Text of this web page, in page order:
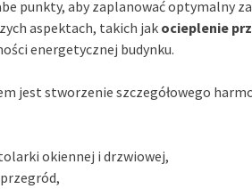
punkty, aby zaplanować optymalny
aspektach, takich jak ocieplenie
energetycznej budynku.
jest stworzenie szczegółowego
okiennej i drzwiowej,